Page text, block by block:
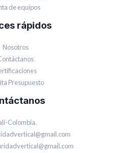
de equipos
rápidos
Nosotros
Presupuesto
Colombia.